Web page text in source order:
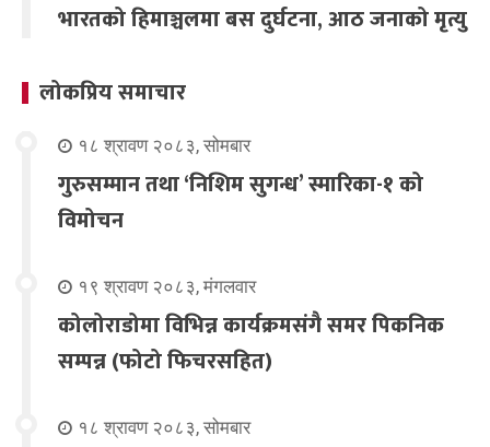
भारतको हिमाञ्चलमा बस दुर्घटना, आठ जनाको मृत्यु
लोकप्रिय समाचार
१८ श्रावण २०८३, सोमबार
गुरुसम्मान तथा ‘निशिम सुगन्ध’ स्मारिका-१ को
विमोचन
१९ श्रावण २०८३, मंगलवार
कोलोराडोमा विभिन्न कार्यक्रमसंगै समर पिकनिक
सम्पन्न (फोटो फिचरसहित)
१८ श्रावण २०८३, सोमबार